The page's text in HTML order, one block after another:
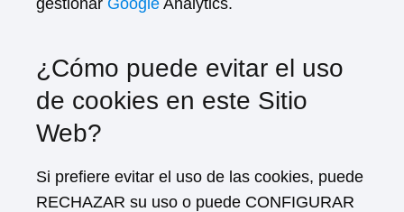
gestionar Google Analytics.
¿Cómo puede evitar el uso
de cookies en este Sitio
Web?
Si prefiere evitar el uso de las cookies, puede
RECHAZAR su uso o puede CONFIGURAR